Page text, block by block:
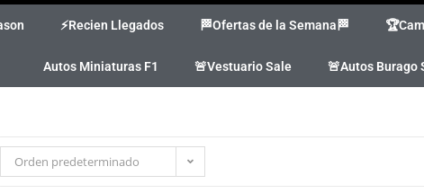
⚡Recien Llegados 🏁Ofertas de la Semana🏁
Autos Miniaturas F1 🚨Vestuario Sale 🚨Autos Burago
Orden predeterminado